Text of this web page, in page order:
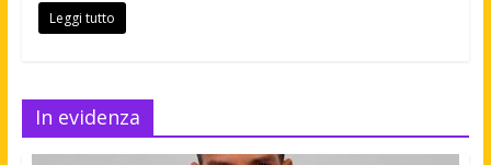
Leggi tutto
In evidenza